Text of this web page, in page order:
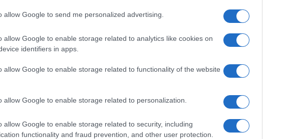
allow Google to send me personalized advertising.
allow Google to enable storage related to analytics like cookies on
identifiers in apps.
allow Google to enable storage related to functionality of the website
allow Google to enable storage related to personalization.
allow Google to enable storage related to security, including
functionality and fraud prevention, and other user protection.
2010 à la fin janvier 2011, est « Les visages et
expositions, théatre, danse, lecture, musique et
d’automne, pour neuf représentations, du 2 au
début décembre à la fin janvier, avant de partir en
de Patrice Chéreau !